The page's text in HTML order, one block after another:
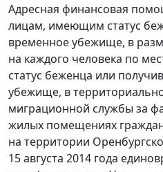
Адресная финансовая
лицам, имеющим статус
временное убежище, в
на каждого человека по
статус беженца или
убежище, в
миграционной службы за
жилых помещениях
на территории
15 августа 2014 года